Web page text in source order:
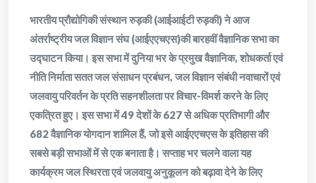
भारतीय प्रौद्योगिकी संस्थान रुड़की (आईआईटी रुड़की) ने आज
अंतर्राष्ट्रीय जल विज्ञान संघ (आईएएचएस)की बारहवीं वैज्ञानिक सभा का
उद्घाटन किया। इस सभा में दुनिया भर के प्रमुख वैज्ञानिक, शोधकर्ता एवं
नीति निर्माता सतत जल संसाधन प्रबंधन, जल विज्ञान संबंधी नवाचारों एवं
जलवायु परिवर्तन के प्रति सहनशीलता पर विचार-विमर्श करने के लिए
एकत्रित हुए। इस सभा में 49 देशों के 627 से अधिक प्रतिभागी और
682 वैज्ञानिक योगदान शामिल हैं, जो इसे आईएएचएस के इतिहास की
सबसे बड़ी सभाओं में से एक बनाता है। सप्ताह भर चलने वाला यह
कार्यक्रम जल स्थिरता एवं जलवायु अनुकूलन को बढ़ावा देने के लिए